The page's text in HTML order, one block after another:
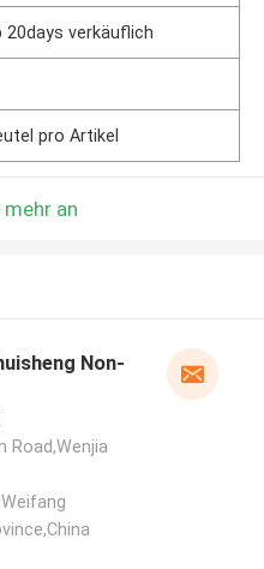
20days verkäuflich
pro Artikel
mehr an
Non-
Road,Wenjia